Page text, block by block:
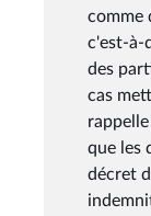
comme
c'est-à-
des
cas
que les
décret